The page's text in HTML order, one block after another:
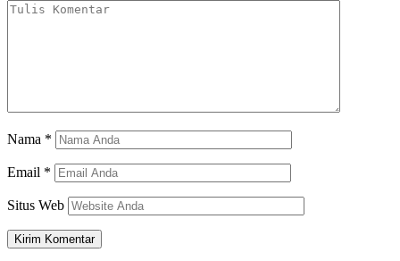
Nama *
Email *
Situs Web